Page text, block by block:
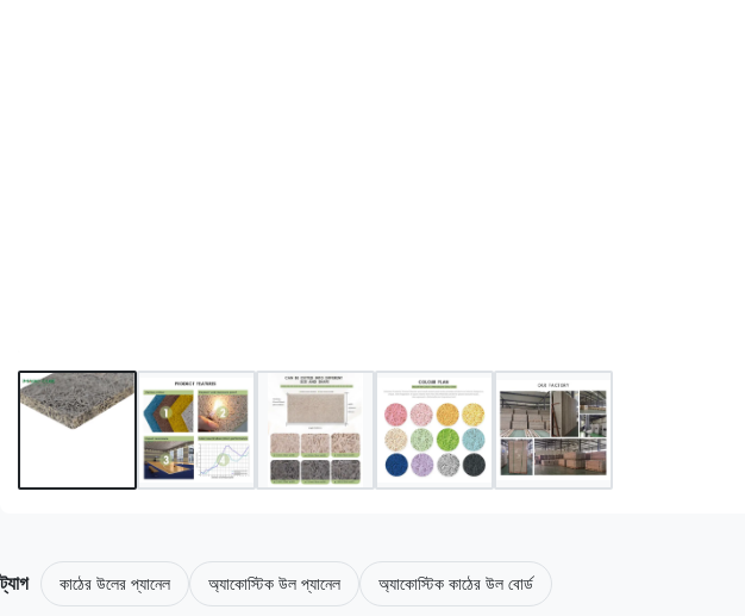
ট্যাগ কাঠের উলের প্যানেল অ্যাকোস্টিক উল প্যানেল অ্যাকোস্টিক কাঠের উল বোর্ড